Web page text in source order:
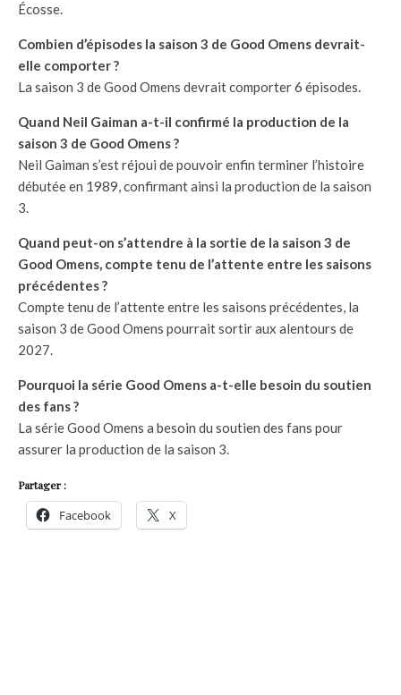
Écosse.
Combien d’épisodes la saison 3 de Good Omens devrait-
elle comporter ?
La saison 3 de Good Omens devrait comporter 6 épisodes.
Quand Neil Gaiman a-t-il confirmé la production de la
saison 3 de Good Omens ?
Neil Gaiman s’est réjoui de pouvoir enfin terminer l’histoire
débutée en 1989, confirmant ainsi la production de la saison
3.
Quand peut-on s’attendre à la sortie de la saison 3 de
Good Omens, compte tenu de l’attente entre les saisons
précédentes ?
Compte tenu de l’attente entre les saisons précédentes, la
saison 3 de Good Omens pourrait sortir aux alentours de
2027.
Pourquoi la série Good Omens a-t-elle besoin du soutien
des fans ?
La série Good Omens a besoin du soutien des fans pour
assurer la production de la saison 3.
Partager :
Facebook X